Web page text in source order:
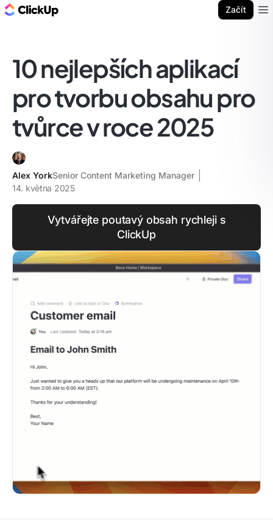
Začít
10 nejlepších aplikací
pro tvorbu obsahu pro
tvůrce v roce 2025
Alex YorkSenior Content Marketing Manager
14. května 2025
Vytvářejte poutavý obsah rychleji s
ClickUp